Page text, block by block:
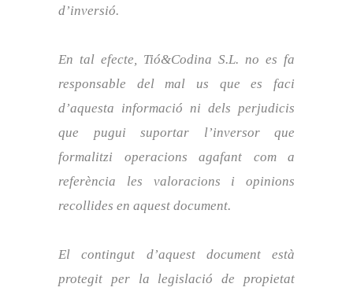
d’inversió.
En tal efecte, Tió&Codina S.L. no es fa
responsable del mal us que es faci
d’aquesta informació ni dels perjudicis
que pugui suportar l’inversor que
formalitzi operacions agafant com a
referència les valoracions i opinions
recollides en aquest document.
El contingut d’aquest document està
protegit per la legislació de propietat